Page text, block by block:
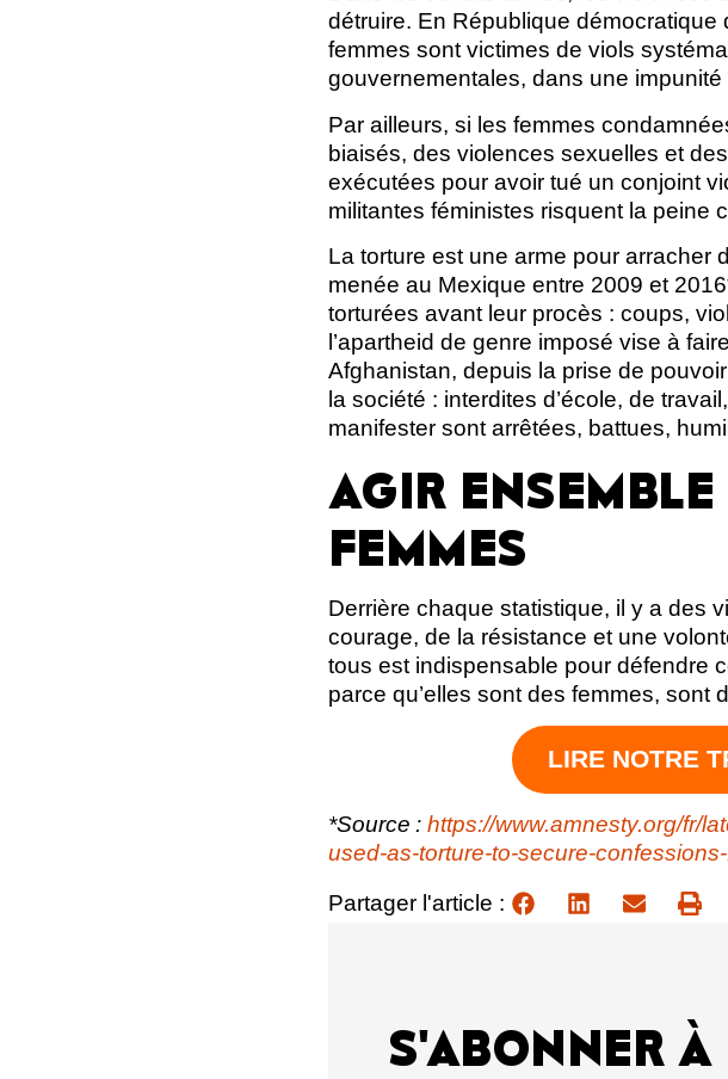
détruire. En République
femmes sont victimes de viols
gouvernementales, dans une impunité
Par ailleurs, si les femmes
biaisés, des violences sexuelles et
exécutées pour avoir tué un conjoint
militantes féministes risquent la peine
La torture est une arme pour arracher
menée au Mexique entre 2009 et
torturées avant leur procès : coups,
l’apartheid de genre imposé vise à
Afghanistan, depuis la prise de
la société : interdites d’école, de
manifester sont arrêtées, battues,
AGIR
FEMMES
Derrière chaque statistique, il y a des
courage, de la résistance et une
tous est indispensable pour défendre
parce qu’elles sont des femmes,
LIRE NOTRE
*Source : https://www.amnesty.org/fr/
used-as-torture-to-secure-
Partager l'article :
S'ABONNER